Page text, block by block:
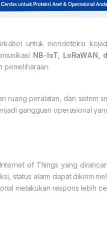
untuk mendeteksi
NB-IoT, LoRaWAN,
pemeliharaan.
ruang peralatan, dan sistem
gangguan operasional
of Things yang
status alarm dapat dikirim
melakukan respons lebih